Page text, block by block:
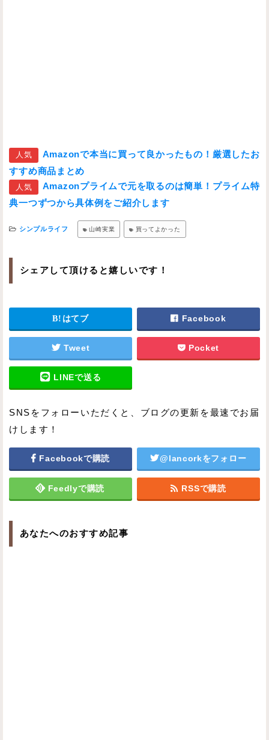
人気
Amazonで本当に買って良かったもの！厳選したお
すすめ商品まとめ
人気
Amazonプライムで元を取るのは簡単！プライム特
典一つずつから具体例をご紹介します
シンプルライフ 山崎実業 買ってよかった
シェアして頂けると嬉しいです！
はてブ Facebook
Tweet Pocket
LINEで送る
SNSをフォローいただくと、ブログの更新を最速でお届
けします！
Facebookで購読 @lancorkをフォロー
Feedlyで購読 RSSで購読
あなたへのおすすめ記事